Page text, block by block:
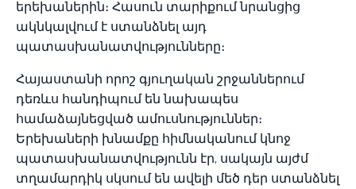
երեխաներին։ Հասուն տարիքում նրանցից
ակնկալվում է ստանձնել այդ
պատասխանատվությունները։
Հայաստանի որոշ գյուղական շրջաններում
դեռևս հանդիպում են նախապես
համաձայնեցված ամուսնություններ։
Երեխաների խնամքը հիմնականում կնոջ
պատասխանատվությունն էր, սակայն այժմ
տղամարդիկ սկսում են ավելի մեծ դեր ստանձնել